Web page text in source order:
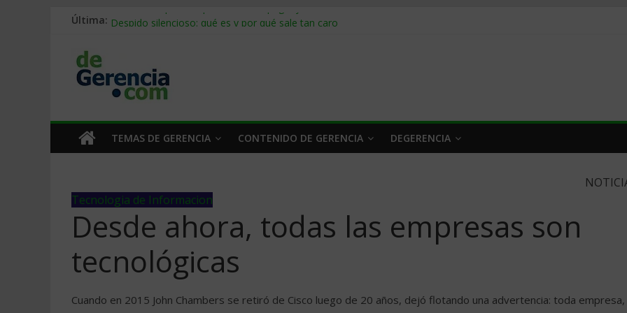
Última: Stablecoins para empresas: cómo pagar y cobrar en 2026
Trabajo forzoso en la cadena de suministro: qué hacer
Mercado hispano de EE. UU.: cómo segmentarlo y venderle
TEMAS DE GERENCIA CONTENIDO DE GERENCIA DEGERENCIA
Tecnologia de Informacion
Desde ahora, todas las empresas son
tecnológicas
Cuando en 2015 John Chambers se retiró de Cisco luego de 20 años, dejó flotando una advertencia: toda empresa,